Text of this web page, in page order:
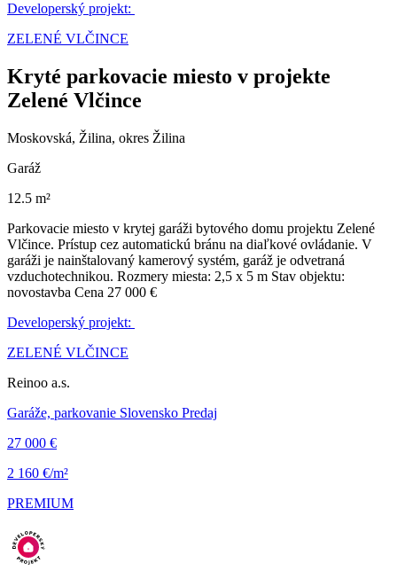
Developerský projekt:
ZELENÉ VLČINCE
Kryté parkovacie miesto v projekte
Zelené Vlčince
Moskovská, Žilina, okres Žilina
Garáž
12.5 m²
Parkovacie miesto v krytej garáži bytového domu projektu Zelené
Vlčince. Prístup cez automatickú bránu na diaľkové ovládanie. V
garáži je nainštalovaný kamerový systém, garáž je odvetraná
vzduchotechnikou. Rozmery miesta: 2,5 x 5 m Stav objektu:
novostavba Cena 27 000 €
Developerský projekt:
ZELENÉ VLČINCE
Reinoo a.s.
Garáže, parkovanie Slovensko Predaj
27 000 €
2 160 €/m²
PREMIUM